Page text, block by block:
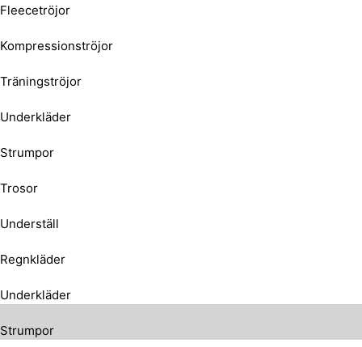
Fleecetröjor
Kompressionströjor
Träningströjor
Underkläder
Strumpor
Trosor
Underställ
Regnkläder
Underkläder
Strumpor